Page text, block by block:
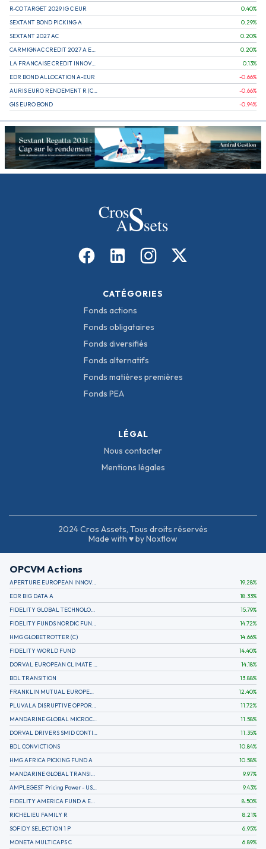
R-CO TARGET 2029 IG C EUR
0.40%
SEXTANT BOND PICKING A
0.29%
SEXTANT 2027 AC
0.20%
0.20%
LA FRANCAISE CREDIT INNOVATION
0.13%
EDR BOND ALLOCATION A-EUR
-0.66%
-0.66%
GIS EURO BOND
-0.94%
CATÉGORIES
Fonds actions
Fonds obligataires
Fonds diversifiés
Fonds alternatifs
Fonds matières premières
Fonds PEA
LÉGAL
Nous contacter
Mentions légales
2024 Cros Assets, Tous droits réservés
Made with ♥ by Noxflow
OPCVM Actions
APERTURE EUROPEAN INNOVATION 19.28%
EDR BIG DATA A
18.33%
15.79%
14.72%
HMG GLOBETROTTER (C)
14.66%
FIDELITY WORLD FUND
14.40%
14.18%
BDL TRANSITION
13.88%
12.40%
11.72%
11.58%
11.35%
BDL CONVICTIONS
10.84%
HMG AFRICA PICKING FUND A
10.58%
9.97%
9.43%
8.50%
RICHELIEU FAMILY R
8.21%
SOFIDY SELECTION 1 P
6.95%
MONETA MULTICAPS C
6.89%